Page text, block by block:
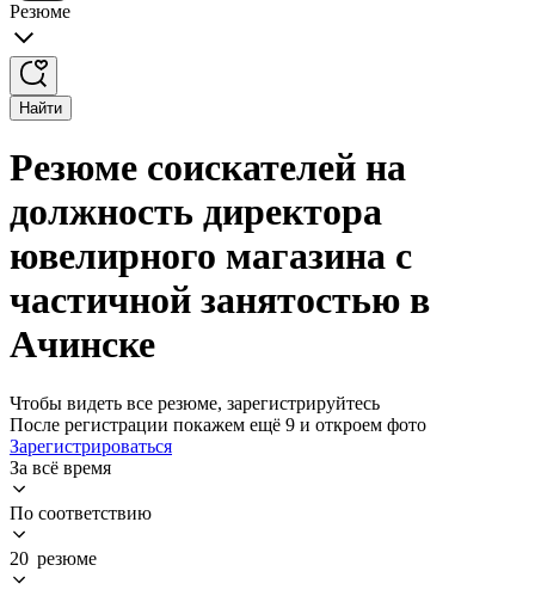
Резюме
Найти
Резюме соискателей на
должность директора
ювелирного магазина с
частичной занятостью в
Ачинске
Чтобы видеть все резюме, зарегистрируйтесь
После регистрации покажем ещё 9 и откроем фото
Зарегистрироваться
За всё время
По соответствию
20 резюме